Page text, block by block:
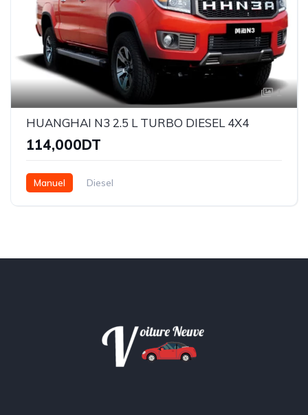
1
HUANGHAI N3 2.5 L TURBO DIESEL 4X4
114,000DT
Manuel Diesel